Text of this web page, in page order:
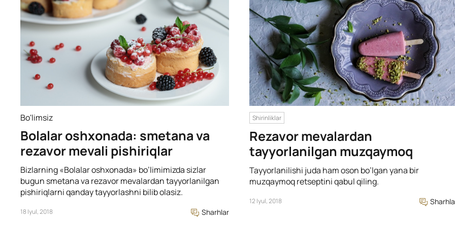
Bo'limsiz
Bolalar oshxonada: smetana va
rezavor mevali pishiriqlar
Bizlarning «Bolalar oshxonada» bo’limimizda sizlar
bugun smetana va rezavor mevalardan tayyorlanilgan
pishiriqlarni qanday tayyorlashni bilib olasiz.
18 Iyul, 2018 Sharhlar
Shirinliklar
Rezavor mevalardan
tayyorlanilgan muzqaymoq
Tayyorlanilishi juda ham oson bo’lgan yana bir
muzqaymoq retseptini qabul qiling.
12 Iyul, 2018